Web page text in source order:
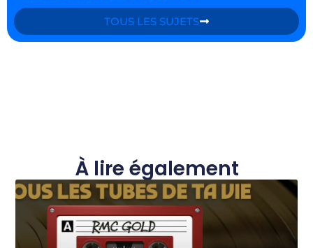
TOUS LES SUJETS
À lire également